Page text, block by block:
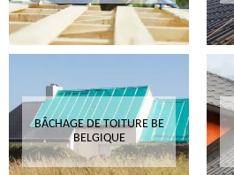
BÂCHAGE DE TOITURE BE
BELGIQUE